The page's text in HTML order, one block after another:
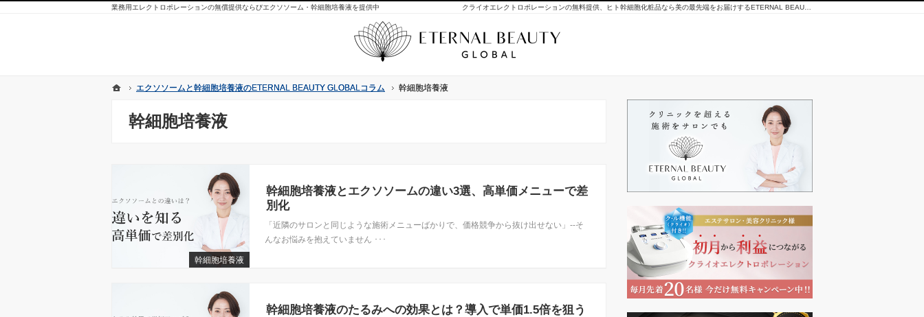
ホーム
エクソソームと幹細胞培養液のETERNAL BEAUTY GLOBALコラム 幹細胞培養液
幹細胞培養液
業務用エレクトロポレーションの無償提供ならびエクソソーム・幹細胞培養液を提供中
幹細胞培養液
幹細胞培養液とエクソソームの違い3選、高単価メニューで差
別化
「近隣のサロンと同じような施術メニューばかりで、価格競争から抜け出せない」--そ
んなお悩みを抱えていません ･･･
幹細胞培養液のたるみへの効果とは？導入で単価1.5倍を狙う
ホーム
エクソソームと幹細胞培養液のETERNAL BEAUTY GLOBALコラム 幹細胞培養液